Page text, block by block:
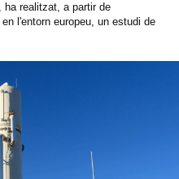
ha realitzat, a partir de
l'entorn europeu, un estudi de